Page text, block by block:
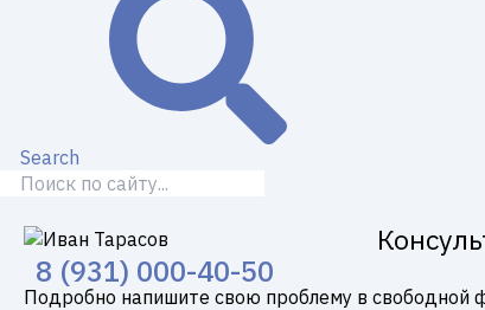
Search
8 (931) 000-40-50
Подробно напишите свою проблему в свободной